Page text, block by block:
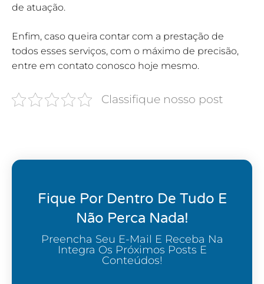
de atuação.
Enfim, caso queira contar com a prestação de
todos esses serviços, com o máximo de precisão,
entre em contato conosco hoje mesmo.
Classifique nosso post
Fique Por Dentro De Tudo E
Não Perca Nada!
Preencha Seu E-Mail E Receba Na
Integra Os Próximos Posts E
Conteúdos!